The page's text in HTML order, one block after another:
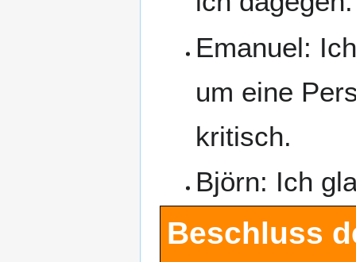
Emanuel:
um eine
kritisch.
Björn: Ich
Beschluss